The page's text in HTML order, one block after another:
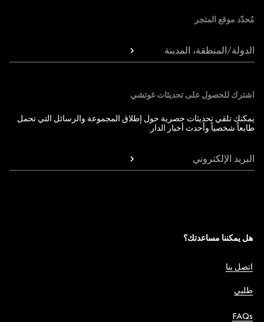
مُحدّد موقع المتجر
الدولة/المنطقة، المدينة
اشترك للحصول على تحديثات غوتشي
يمكنك تلقي تحديثات حصرية حول إطلاق المجموعة والرسائل التي تحمل
طابعاً شخصياً وأحدث أخبار الدار.
البريد الإلكتروني
هل يمكننا مساعدتك؟
اتصل بنا
طلبي
FAQs